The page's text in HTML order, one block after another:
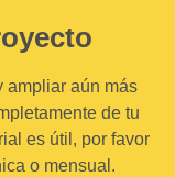
ampliar aún más
de tu
es útil, por favor
o mensual.